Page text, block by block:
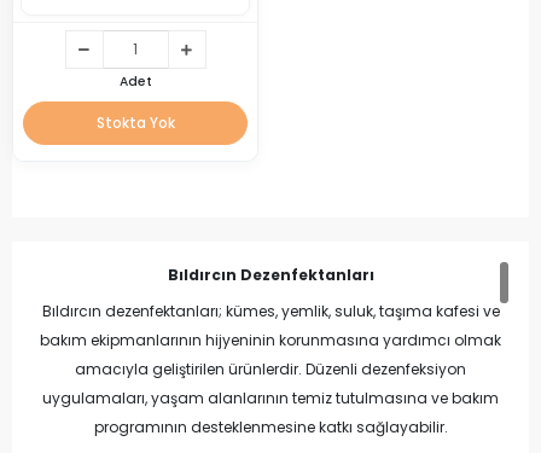
Adet
Stokta Yok
Bıldırcın Dezenfektanları
Bıldırcın dezenfektanları; kümes, yemlik, suluk, taşıma kafesi ve
bakım ekipmanlarının hijyeninin korunmasına yardımcı olmak
amacıyla geliştirilen ürünlerdir. Düzenli dezenfeksiyon
uygulamaları, yaşam alanlarının temiz tutulmasına ve bakım
programının desteklenmesine katkı sağlayabilir.